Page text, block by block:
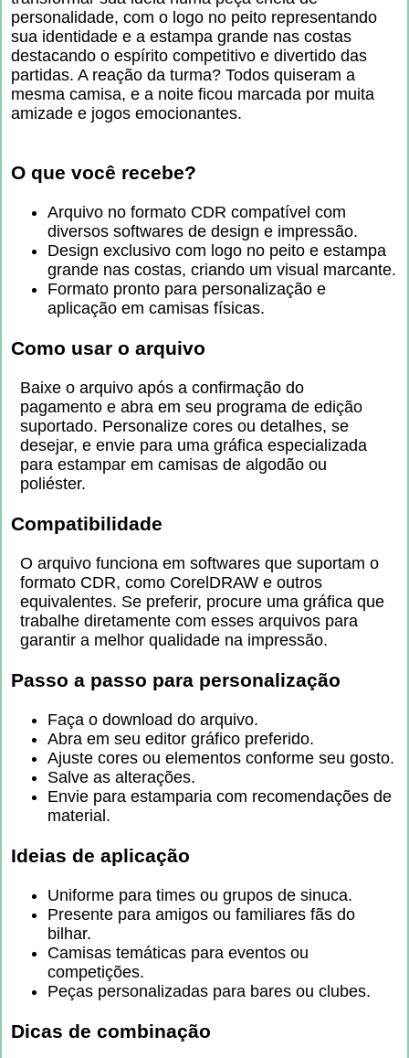
personalidade, com o logo no peito representando
sua identidade e a estampa grande nas costas
destacando o espírito competitivo e divertido das
partidas. A reação da turma? Todos quiseram a
mesma camisa, e a noite ficou marcada por muita
amizade e jogos emocionantes.
O que você recebe?
Arquivo no formato CDR compatível com
diversos softwares de design e impressão.
Design exclusivo com logo no peito e estampa
grande nas costas, criando um visual marcante.
Formato pronto para personalização e
aplicação em camisas físicas.
Como usar o arquivo
Baixe o arquivo após a confirmação do
pagamento e abra em seu programa de edição
suportado. Personalize cores ou detalhes, se
desejar, e envie para uma gráfica especializada
para estampar em camisas de algodão ou
poliéster.
Compatibilidade
O arquivo funciona em softwares que suportam o
formato CDR, como CorelDRAW e outros
equivalentes. Se preferir, procure uma gráfica que
trabalhe diretamente com esses arquivos para
garantir a melhor qualidade na impressão.
Passo a passo para personalização
Faça o download do arquivo.
Abra em seu editor gráfico preferido.
Ajuste cores ou elementos conforme seu gosto.
Salve as alterações.
Envie para estamparia com recomendações de
material.
Ideias de aplicação
Uniforme para times ou grupos de sinuca.
Presente para amigos ou familiares fãs do
bilhar.
Camisas temáticas para eventos ou
competições.
Peças personalizadas para bares ou clubes.
Dicas de combinação